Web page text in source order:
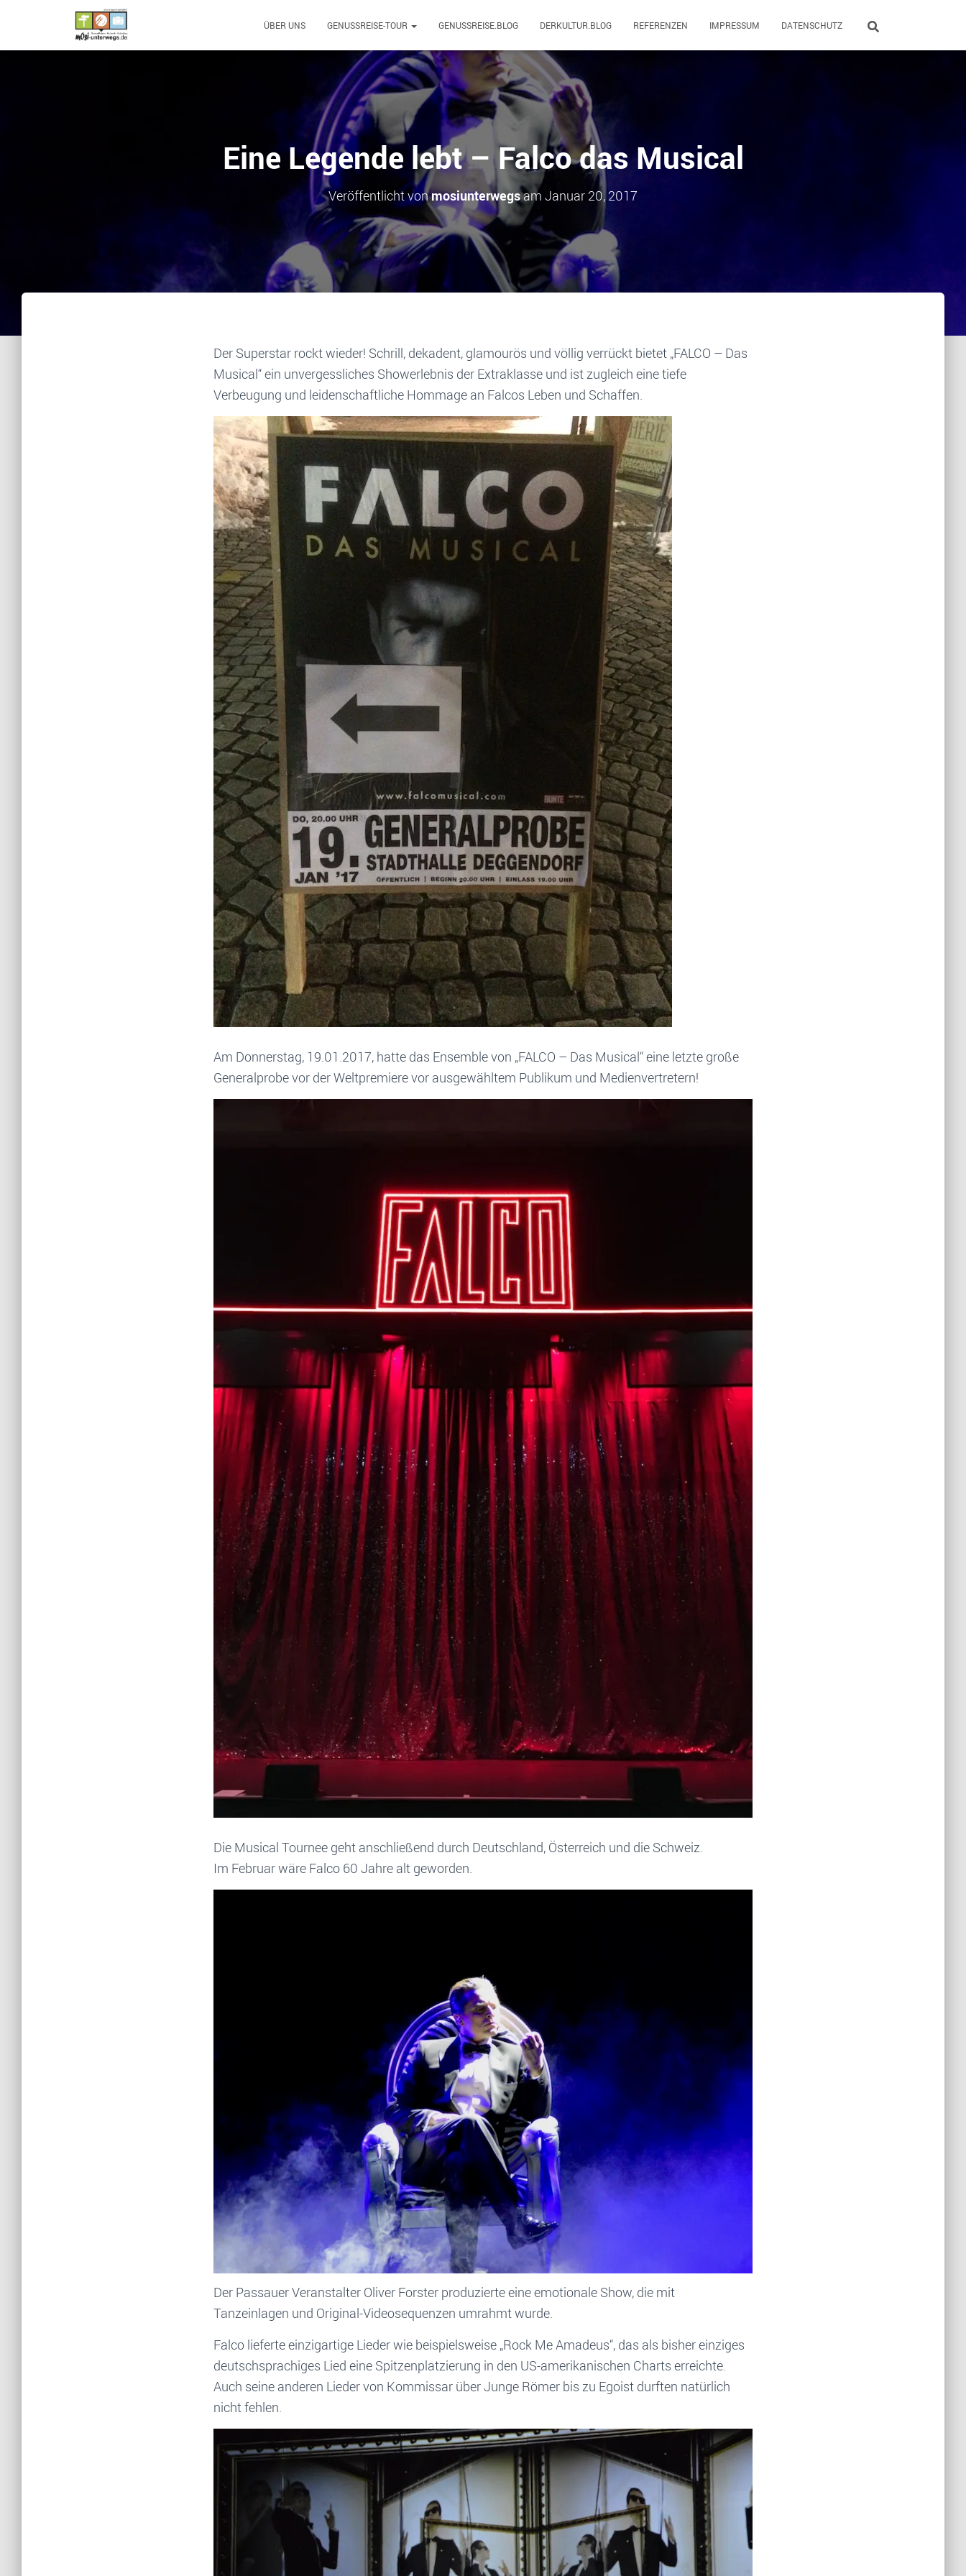
ÜBER UNS GENUSSREISE-TOUR GENUSSREISE.BLOG DERKULTUR.BLOG REFERENZEN IMPRESSUM DATENSCHUTZ
Eine Legende lebt – Falco das Musical
Veröffentlicht vonmosiunterwegsam Januar 20, 2017
Der Superstar rockt wieder! Schrill, dekadent, glamourös und völlig verrückt bietet „FALCO – Das
Musical“ ein unvergessliches Showerlebnis der Extraklasse und ist zugleich eine tiefe
Verbeugung und leidenschaftliche Hommage an Falcos Leben und Schaffen.
Am Donnerstag, 19.01.2017, hatte das Ensemble von „FALCO – Das Musical“ eine letzte große
Generalprobe vor der Weltpremiere vor ausgewähltem Publikum und Medienvertretern!
Die Musical Tournee geht anschließend durch Deutschland, Österreich und die Schweiz.
Im Februar wäre Falco 60 Jahre alt geworden.
Der Passauer Veranstalter Oliver Forster produzierte eine emotionale Show, die mit
Tanzeinlagen und Original-Videosequenzen umrahmt wurde.
Falco lieferte einzigartige Lieder wie beispielsweise „Rock Me Amadeus“, das als bisher einziges
deutschsprachiges Lied eine Spitzenplatzierung in den US-amerikanischen Charts erreichte.
Auch seine anderen Lieder von Kommissar über Junge Römer bis zu Egoist durften natürlich
nicht fehlen.